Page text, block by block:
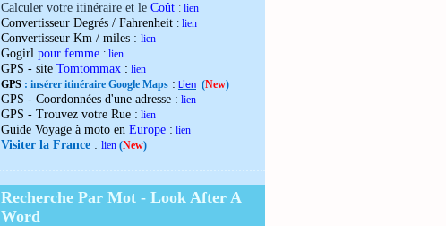
Calculer votre itinéraire et le Coût : lien
Convertisseur Degrés / Fahrenheit : lien
Convertisseur Km / miles : lien
Gogirl pour femme : lien
GPS - site Tomtommax : lien
GPS : insérer itinéraire Google Maps : Lien (New)
GPS - Coordonnées d'une adresse : lien
GPS - Trouvez votre Rue : lien
Guide Voyage à moto en Europe : lien
Visiter la France : lien (New)
Recherche Par Mot - Look After A
Word